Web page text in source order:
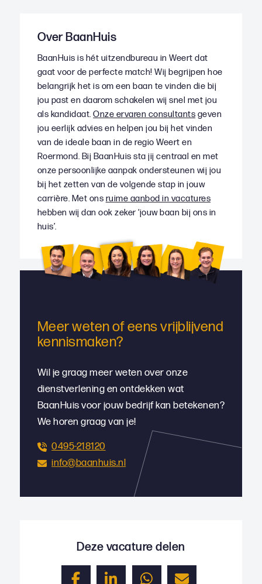
Over BaanHuis
BaanHuis is hét uitzendbureau in Weert dat
gaat voor de perfecte match! Wij begrijpen hoe
belangrijk het is om een baan te vinden die bij
jou past en daarom schakelen wij snel met jou
als kandidaat.Onze ervaren consultants geven
jou eerlijk advies en helpen jou bij het vinden
van de ideale baan in de regio Weert en
Roermond. Bij BaanHuis sta jij centraal en met
onze persoonlijke aanpak ondersteunen wij jou
bij het zetten van de volgende stap in jouw
carrière. Met ons ruime aanbod in vacatures
hebben wij dan ook zeker ‘jouw baan bij ons in
huis’.
Meer weten of eens vrijblijvend
kennismaken?
Wil je graag meer weten over onze
dienstverlening en ontdekken wat
BaanHuis voor jouw bedrijf kan betekenen?
We horen graag van je!
0495-218120
info@baanhuis.nl
Deze vacature delen